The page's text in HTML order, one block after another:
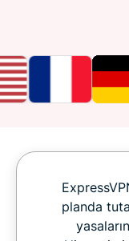
planda